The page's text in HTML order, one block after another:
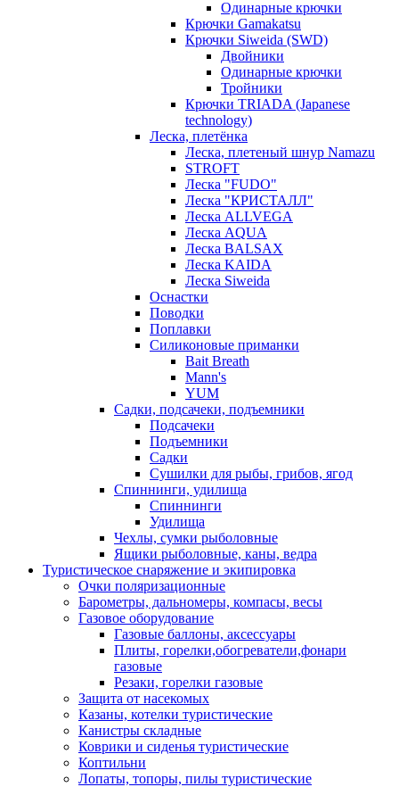
Одинарные крючки
Крючки Gamakatsu
Крючки Siweida (SWD)
Двойники
Одинарные крючки
Тройники
Крючки TRIADA (Japanese
technology)
Леска, плетёнка
Леска, плетеный шнур Namazu
STROFT
Леска "FUDO"
Леска "КРИСТАЛЛ"
Леска ALLVEGA
Леска AQUA
Леска BALSAX
Леска KAIDA
Леска Siweida
Оснастки
Поводки
Поплавки
Силиконовые приманки
Bait Breath
Mann's
YUM
Садки, подсачеки, подъемники
Подсачеки
Подъемники
Садки
Сушилки для рыбы, грибов, ягод
Спиннинги, удилища
Спиннинги
Удилища
Чехлы, сумки рыболовные
Ящики рыболовные, каны, ведра
Туристическое снаряжение и экипировка
Очки поляризационные
Барометры, дальномеры, компасы, весы
Газовое оборудование
Газовые баллоны, аксессуары
Плиты, горелки,обогреватели,фонари
газовые
Резаки, горелки газовые
Защита от насекомых
Казаны, котелки туристические
Канистры складные
Коврики и сиденья туристические
Коптильни
Лопаты, топоры, пилы туристические